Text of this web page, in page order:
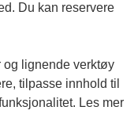
Du kan reservere
og lignende verktøy
tilpasse innhold til
Les mer